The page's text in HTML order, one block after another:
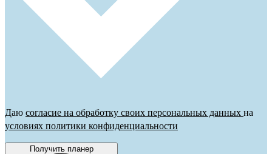
Даю согласие на обработку своих персональных данных на
условиях политики конфиденциальности
Получить планер